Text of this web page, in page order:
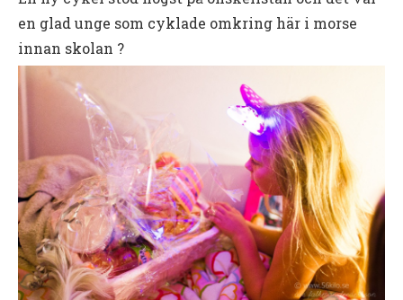
en glad unge som cyklade omkring här i morse
innan skolan ?